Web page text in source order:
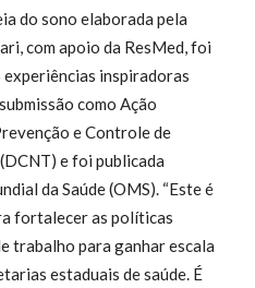
do sono elaborada pela
com apoio da ResMed, foi
experiências inspiradoras
como Ação
e Controle de
e foi publicada
da Saúde (OMS). “Este é
fortalecer as políticas
trabalho para ganhar escala
estaduais de saúde. É